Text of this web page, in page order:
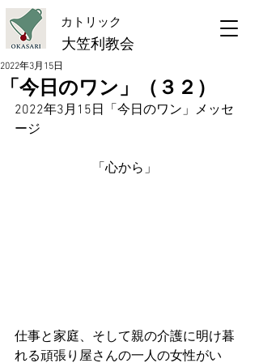
大笠利教会
​カトリック
「今日のワン」（３２）
2022年3月15日
2022年3月15日「今日のワン」メッセ
ージ
「心から」
仕事と家庭、そして親の介護に明け暮
れる頑張り屋さんの一人の女性がい